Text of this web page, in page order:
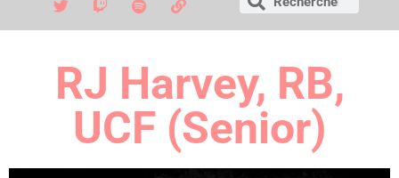
RJ Harvey, RB,
UCF (Senior)